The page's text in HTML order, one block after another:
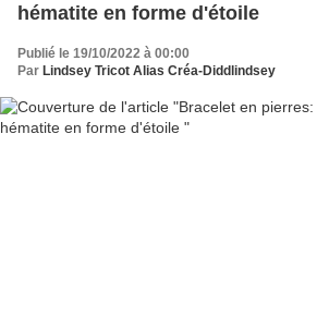
hématite en forme d'étoile
Publié le 19/10/2022 à 00:00
Par Lindsey Tricot Alias Créa-Diddlindsey